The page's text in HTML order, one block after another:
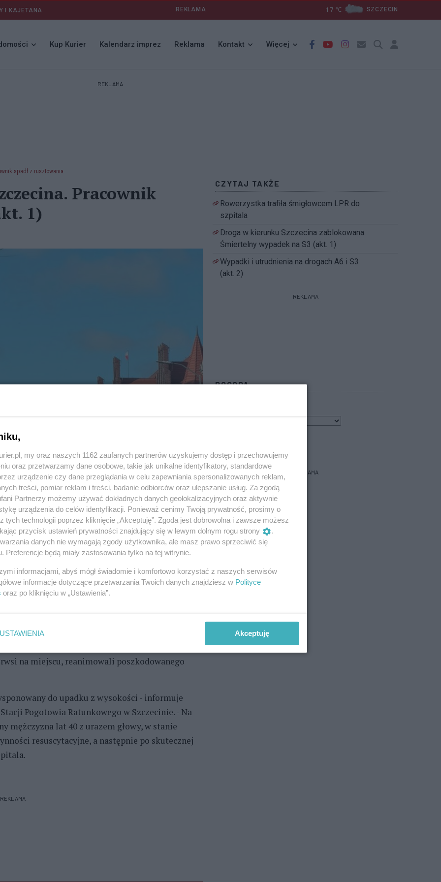
I KAJETANA REKLAMA 17 ℃ SZCZECIN
Kup Kurier Kalendarz imprez Reklama Kontakt Więcej
REKLAMA
spadł z rusztowania
Pracownik
1)
w środę 8 lipca w centrum Szczecina.
W Alei Niepodległości lądował śmigłowiec
i straż pożarna.
lądował śmigłowiec w związku z
działania polegały na zabezpieczeniu lądowania
- mówi Franciszek Goliński, oficer pracowy
w Szczecinie. - Mężczyzna został zabezpieczony i
Bogurodzicy - mówi st. sierż. Nikola Podzińska z
na miejscu, reanimowali poszkodowanego
do upadku z wysokości - informuje
Pogotowia Ratunkowego w Szczecinie. - Na
mężczyzna lat 40 z urazem głowy, w stanie
resuscytacyjne, a następnie po skutecznej
REKLAMA
CZYTAJ TAKŻE
Rowerzystka trafiła śmigłowcem LPR do
szpitala
Droga w kierunku Szczecina zablokowana.
Śmiertelny wypadek na S3 (akt. 1)
Wypadki i utrudnienia na drogach A6 i S3
(akt. 2)
REKLAMA
POGODA
REKLAMA
my oraz naszych 1162 zaufanych partnerów uzyskujemy dostęp i przechowujemy
oraz przetwarzamy dane osobowe, takie jak unikalne identyfikatory, standardowe
urządzenie czy dane przeglądania w celu zapewniania spersonalizowanych reklam,
treści, pomiar reklam i treści, badanie odbiorców oraz ulepszanie usług. Za zgodą
Partnerzy możemy używać dokładnych danych geolokalizacyjnych oraz aktywnie
urządzenia do celów identyfikacji. Ponieważ cenimy Twoją prywatność, prosimy o
tych technologii poprzez kliknięcie „Akceptuję”. Zgoda jest dobrowolna i zawsze możesz
przycisk ustawień prywatności znajdujący się w lewym dolnym rogu strony
.
danych nie wymagają zgody użytkownika, ale masz prawo sprzeciwić się
Preferencje będą miały zastosowania tylko na tej witrynie.
informacjami, abyś mógł świadomie i komfortowo korzystać z naszych serwisów
informacje dotyczące przetwarzania Twoich danych znajdziesz w Polityce
oraz po kliknięciu w „Ustawienia”.
USTAWIENIA Akceptuję